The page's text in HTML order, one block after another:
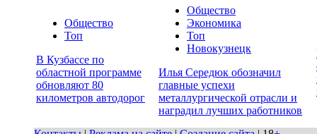
Общество
Топ
В Кузбассе по
областной программе
обновляют 80
километров автодорог
Общество
Экономика
Топ
Новокузнецк
Илья Середюк обозначил
главные успехи
металлургической отрасли и
наградил лучших работников